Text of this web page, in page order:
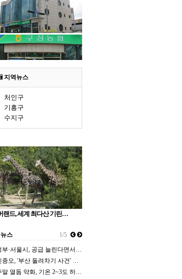
지역뉴스
처인구
기흥구
수지구
랜드, 세계 최다산 기린…
1/5
스
부·서울시, 공급 늘린다면서…용산 …
종오, '부산 돌려차기 사건' 피해…
말 열돔 약화, 기온 2~3도 하강…